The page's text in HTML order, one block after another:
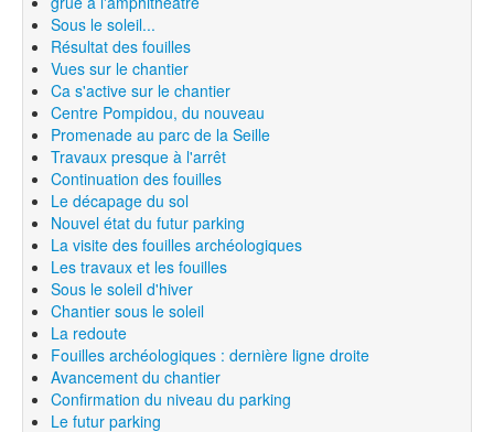
Sous le soleil...
Résultat des fouilles
Vues sur le chantier
Ca s'active sur le chantier
Centre Pompidou, du nouveau
Promenade au parc de la Seille
Travaux presque à l'arrêt
Continuation des fouilles
Le décapage du sol
Nouvel état du futur parking
La visite des fouilles archéologiques
Les travaux et les fouilles
Sous le soleil d'hiver
Chantier sous le soleil
La redoute
Fouilles archéologiques : dernière ligne droite
Avancement du chantier
Confirmation du niveau du parking
Le futur parking